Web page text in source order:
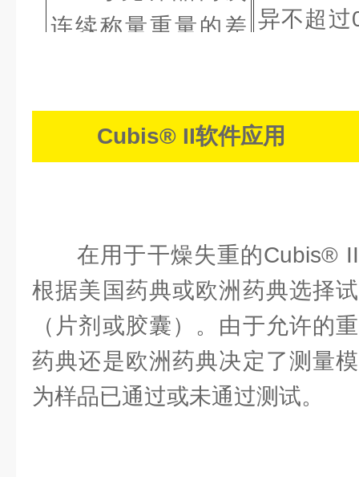
连续称量重量的差 异不超过
范围，则
称量重量
Cubis® II软件应用
在用于干燥失重的Cubis®
根据美国药典或欧洲药典选择
（片剂或胶囊）。由于允许的
药典还是欧洲药典决定了测量
为样品已通过或未通过测试。